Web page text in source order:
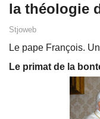
la théologie
Stjoweb
Le pape François.
Le primat de la